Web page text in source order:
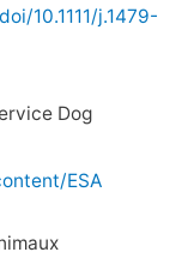
10.1111/j.1479-
Dog
ESA